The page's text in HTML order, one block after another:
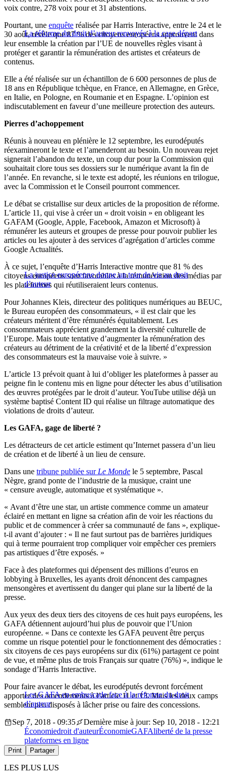
voix contre, 278 voix pour et 31 abstentions.
La réforme du droit d’auteur renvoyée à la case départ
Pourtant, une enquête réalisée par Harris Interactive, entre le 24 et le
30 août, révèle que 87 % des citoyens européens approuvent dans
leur ensemble la création par l’UE de nouvelles règles visant à
protéger et garantir la rémunération des artistes et créateurs de
contenus.
Elle a été réalisée sur un échantillon de 6 600 personnes de plus de
18 ans en République tchèque, en France, en Allemagne, en Grèce,
en Italie, en Pologne, en Roumanie et en Espagne. L’opinion est
indiscutablement en faveur d’une meilleure protection des auteurs.
Pierres d’achoppement
Réunis à nouveau en plénière le 12 septembre, les eurodéputés
réexamineront le texte et l’amenderont au besoin. Un nouveau rejet
signerait l’abandon du texte, un coup dur pour la Commission qui
souhaitait clore tous ses dossiers sur le numérique avant la fin de
l’année. En revanche, si le texte est adopté, les réunions en trilogue,
avec la Commission et le Conseil pourront commencer.
Le débat se cristallise sur deux articles de la proposition de réforme.
L’article 11, qui vise à créer un « droit voisin » en obligeant les
GAFAM (Google, Apple, Facebook, Amazon et Microsoft) à
rémunérer les auteurs et groupes de presse pour pouvoir publier les
articles ou les ajouter à des services d’agrégation d’articles comme
Google Actualités.
La justice européenne donne un tour de vis au droit
d’auteur
À ce sujet, l’enquête d’Harris Interactive montre que 81 % des
citoyens européens sont favorables à la rémunération des médias par
les plateformes qui réutiliseraient leurs contenus.
Pour Johannes Kleis, directeur des politiques numériques au BEUC,
le Bureau européen des consommateurs, « il est clair que les
créateurs méritent d’être rémunérés équitablement. Les
consommateurs apprécient grandement la diversité culturelle de
l’Europe. Mais toute tentative d’augmenter la rémunération des
créateurs au détriment de la créativité et de la liberté d’expression
des consommateurs est la mauvaise voie à suivre. »
L’article 13 prévoit quant à lui d’obliger les plateformes à passer au
peigne fin le contenu mis en ligne pour détecter les abus d’utilisation
des œuvres protégées par le droit d’auteur. YouTube utilise déjà un
système baptisé Content ID qui réalise un filtrage automatique des
violations de droits d’auteur.
Les GAFA, gage de liberté ?
Les détracteurs de cet article estiment qu’Internet passera d’un lieu
de création et de liberté à un lieu de censure.
Dans une tribune publiée sur Le Monde le 5 septembre, Pascal
Nègre, grand ponte de l’industrie de la musique, craint une
« censure aveugle, automatique et systématique ».
« Avant d’être une star, un artiste commence comme un amateur
éclairé en mettant en ligne sa création afin de voir les réactions du
public et de commencer à créer sa communauté de fans », explique-
t-il avant d’ajouter : « Il ne faut surtout pas de barrières juridiques
qui à terme pourraient trop compliquer voir empêcher ces premiers
pas artistiques d’être exposés. »
Face à des plateformes qui dépensent des millions d’euros en
lobbying à Bruxelles, les ayants droit dénoncent des campagnes
mensongères et avertissent du danger qui plane sur la liberté de la
presse.
Aux yeux des deux tiers des citoyens de ces huit pays européens, les
GAFA détiennent aujourd’hui plus de pouvoir que l’Union
européenne. « Dans ce contexte les GAFA peuvent être perçus
comme un risque potentiel pour le fonctionnement des démocraties :
six citoyens de ces pays européens sur dix (61%) partagent ce point
de vue, et même plus de trois Français sur quatre (76%) », indique le
sondage d’Harris Interactive.
Les GAFA en embuscade face à la réforme du droit
d’auteur
Pour faire avancer le débat, les eurodéputés devront forcément
apporter des amendements à l’article 11 et 13. Mais les deux camps
semblent peu disposés à lâcher prise ou faire des concessions.
Sep 7, 2018 - 09:35
Dernière mise à jour: Sep 10, 2018 - 12:21
Économiedroit d'auteurÉconomieGAFAliberté de la presse
plateformes en ligne
Print Partager
LES PLUS LUS